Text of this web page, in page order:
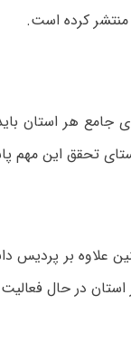
کرده است.
جامع هر استان
تحقق این
در حال